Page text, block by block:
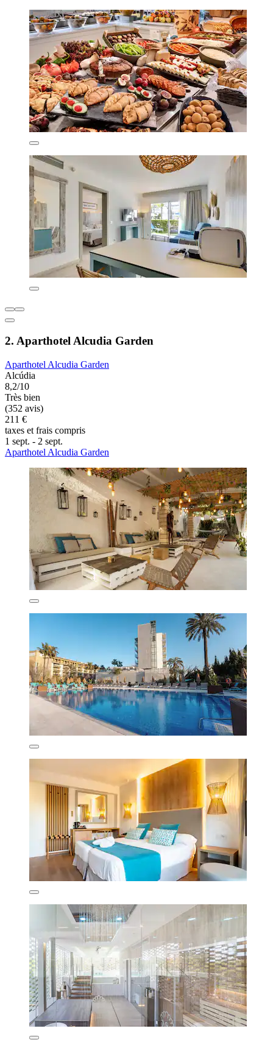
2. Aparthotel Alcudia Garden
Aparthotel Alcudia Garden
Alcúdia
8,2/10
Très bien
(352 avis)
211 €
taxes et frais compris
1 sept. - 2 sept.
Aparthotel Alcudia Garden